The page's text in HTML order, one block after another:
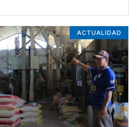
ACTUALIDAD